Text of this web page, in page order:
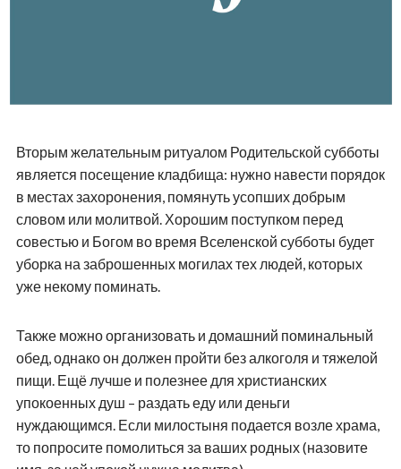
Вторым желательным ритуалом Родительской субботы
является посещение кладбища: нужно навести порядок
в местах захоронения, помянуть усопших добрым
словом или молитвой. Хорошим поступком перед
совестью и Богом во время Вселенской субботы будет
уборка на заброшенных могилах тех людей, которых
уже некому поминать.
Также можно организовать и домашний поминальный
обед, однако он должен пройти без алкоголя и тяжелой
пищи. Ещё лучше и полезнее для христианских
упокоенных душ – раздать еду или деньги
нуждающимся. Если милостыня подается возле храма,
то попросите помолиться за ваших родных (назовите